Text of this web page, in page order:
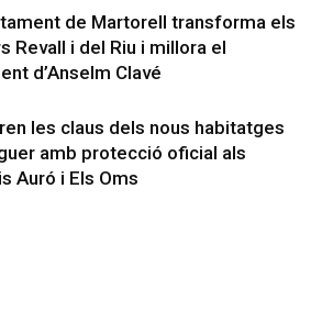
de Martorell transforma els
Revall i del Riu i millora el
d’Anselm Clavé
les claus dels nous habitatges
amb protecció oficial als
Auró i Els Oms